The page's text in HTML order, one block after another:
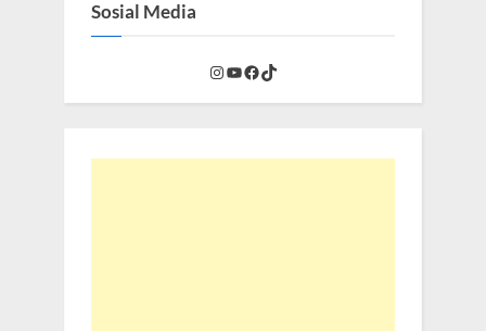
Sosial Media
Instagram
YouTube
Facebook
TikTok